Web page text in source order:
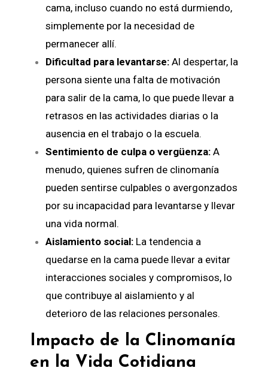
cama, incluso cuando no está durmiendo,
simplemente por la necesidad de
permanecer allí.
Dificultad para levantarse: Al despertar, la
persona siente una falta de motivación
para salir de la cama, lo que puede llevar a
retrasos en las actividades diarias o la
ausencia en el trabajo o la escuela.
Sentimiento de culpa o vergüenza: A
menudo, quienes sufren de clinomanía
pueden sentirse culpables o avergonzados
por su incapacidad para levantarse y llevar
una vida normal.
Aislamiento social: La tendencia a
quedarse en la cama puede llevar a evitar
interacciones sociales y compromisos, lo
que contribuye al aislamiento y al
deterioro de las relaciones personales.
Impacto de la Clinomanía
en la Vida Cotidiana